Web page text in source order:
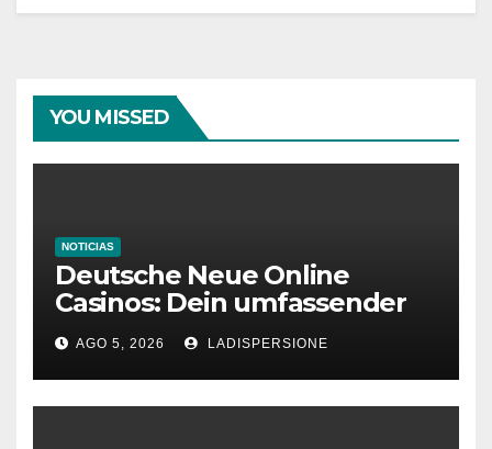
YOU MISSED
NOTICIAS
Deutsche Neue Online
Casinos: Dein umfassender
Ratgeber für moderne
Glücksspielplattformen
AGO 5, 2026 LADISPERSIONE